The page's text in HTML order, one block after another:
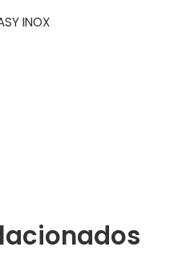
INOX